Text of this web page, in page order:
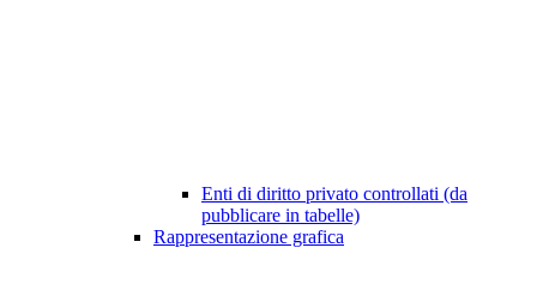
Enti di diritto privato controllati (da
pubblicare in tabelle)
Rappresentazione grafica